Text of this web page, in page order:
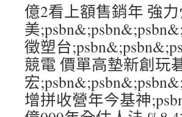
億2看上額售銷年 強
美
徵塑台
競電 價單高墊新創玩
宏
增拼收營年今基神